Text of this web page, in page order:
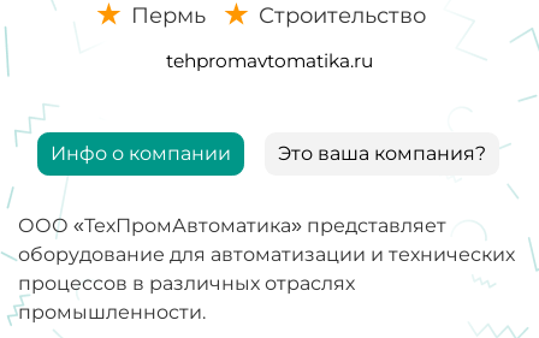
Пермь Строительство
tehpromavtomatika.ru
Инфо о компании Это ваша компания?
ООО «ТехПромАвтоматика» представляет
оборудование для автоматизации и технических
процессов в различных отраслях
промышленности.